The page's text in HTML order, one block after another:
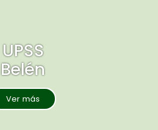
UPSS
Belén
Ver más